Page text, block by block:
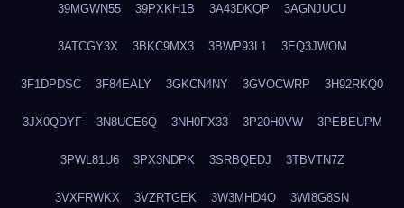
39MGWN55 39PXKH1B 3A43DKQP 3AGNJUCU
3ATCGY3X 3BKC9MX3 3BWP93L1 3EQ3JWOM
3F1DPDSC 3F84EALY 3GKCN4NY 3GVOCWRP 3H92RKQ0
3JX0QDYF 3N8UCE6Q 3NH0FX33 3P20H0VW 3PEBEUPM
3PWL81U6 3PX3NDPK 3SRBQEDJ 3TBVTN7Z
3VXFRWKX 3VZRTGEK 3W3MHD4O 3WI8G8SN